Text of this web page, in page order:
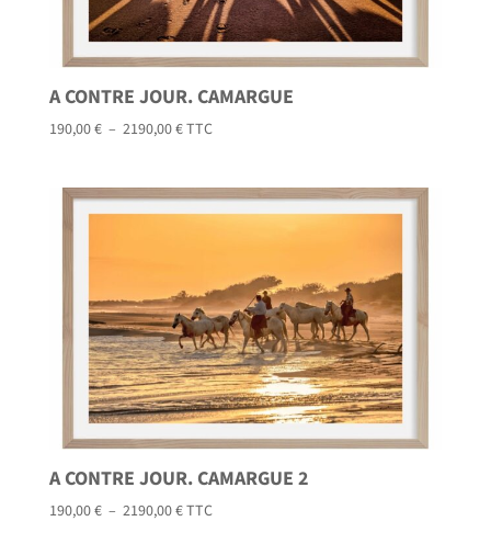
A CONTRE JOUR. CAMARGUE
190,00€ – 2190,00€Plage
190,00 €
TTC
A CONTRE JOUR. CAMARGUE 2
190,00€ – 2190,00€Plage
TTC